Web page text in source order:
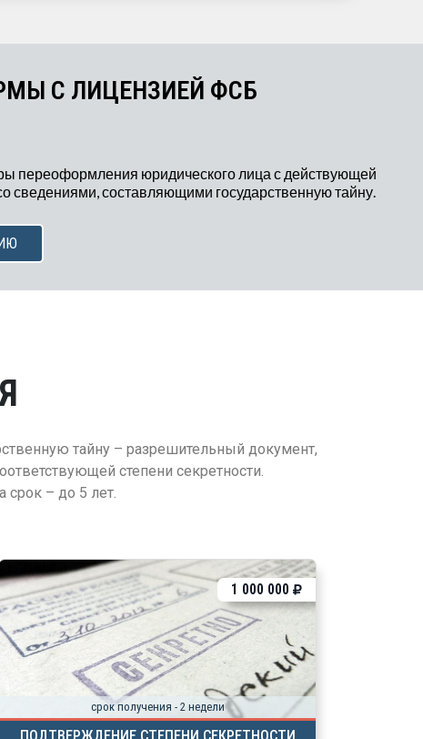
С ЛИЦЕНЗИЕЙ ФСБ
переоформления юридического лица с действующей
сведениями, составляющими государственную тайну.
тайну – разрешительный документ,
степени секретности.
срок – до 5 лет.
срок получения - 2 недели
1 000 000